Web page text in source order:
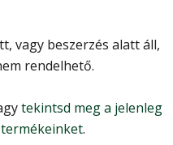
vagy beszerzés alatt áll,
rendelhető.
tekintsd meg a jelenleg
.